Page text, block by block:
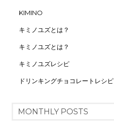
KIMINO
キミノユズとは？
キミノユズとは？
キミノユズレシピ
ドリンキングチョコレートレシピ
MONTHLY POSTS